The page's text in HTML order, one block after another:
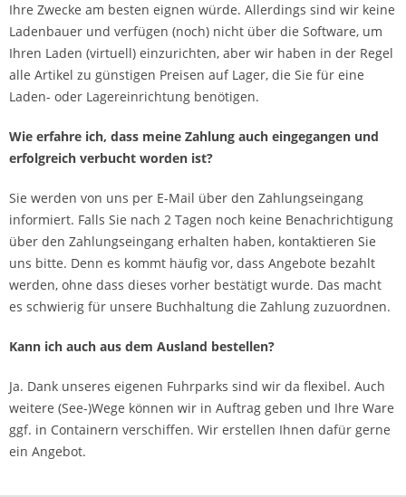
Ihre Zwecke am besten eignen würde. Allerdings sind wir keine
Ladenbauer und verfügen (noch) nicht über die Software, um
Ihren Laden (virtuell) einzurichten, aber wir haben in der Regel
alle Artikel zu günstigen Preisen auf Lager, die Sie für eine
Laden- oder Lagereinrichtung benötigen.
Wie erfahre ich, dass meine Zahlung auch eingegangen und
erfolgreich verbucht worden ist?
Sie werden von uns per E-Mail über den Zahlungseingang
informiert. Falls Sie nach 2 Tagen noch keine Benachrichtigung
über den Zahlungseingang erhalten haben, kontaktieren Sie
uns bitte. Denn es kommt häufig vor, dass Angebote bezahlt
werden, ohne dass dieses vorher bestätigt wurde. Das macht
es schwierig für unsere Buchhaltung die Zahlung zuzuordnen.
Kann ich auch aus dem Ausland bestellen?
Ja. Dank unseres eigenen Fuhrparks sind wir da flexibel. Auch
weitere (See-)Wege können wir in Auftrag geben und Ihre Ware
ggf. in Containern verschiffen. Wir erstellen Ihnen dafür gerne
ein Angebot.